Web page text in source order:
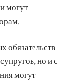
могут
обязательств
но и с
могут